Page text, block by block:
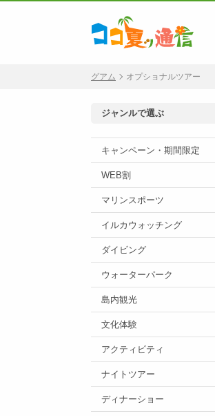
グアム オプショナルツアー
ジャンルで選ぶ
キャンペーン・期間限定
WEB割
マリンスポーツ
イルカウォッチング
ダイビング
ウォーターパーク
島内観光
文化体験
アクティビティ
ナイトツアー
ディナーショー